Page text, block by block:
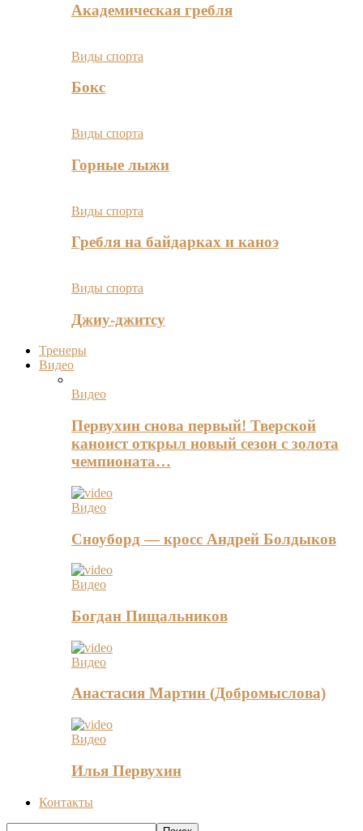
Академическая гребля
Виды спорта
Бокс
Виды спорта
Горные лыжи
Виды спорта
Гребля на байдарках и каноэ
Виды спорта
Джиу-джитсу
Тренеры
Видео
Видео
Первухин снова первый! Тверской
каноист открыл новый сезон с золота
чемпионата…
Видео
Сноуборд — кросс Андрей Болдыков
Видео
Богдан Пищальников
Видео
Анастасия Мартин (Добромыслова)
Видео
Илья Первухин
Контакты